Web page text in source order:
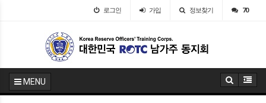
로그인 가입 정보찾기 70
MENU